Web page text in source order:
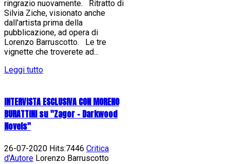
ringrazio nuovamente. Ritratto di
Silvia Ziche, visionato anche
dall'artista prima della
pubblicazione, ad opera di
Lorenzo Barruscotto. Le tre
vignette che troverete ad...
Leggi tutto
INTERVISTA ESCLUSIVA CON MORENO
BURATTINI su "Zagor - Darkwood
Novels"
26-07-2020 Hits:7446 Critica
d'Autore Lorenzo Barruscotto